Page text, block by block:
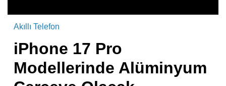
Akıllı Telefon
iPhone 17 Pro
Modellerinde Alüminyum